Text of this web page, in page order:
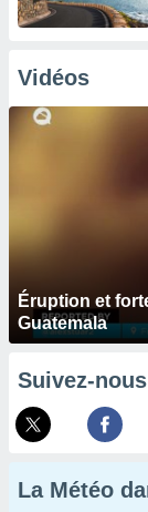
Vidéos
Éruption et
Guatemala
Suivez-nous
La Météo